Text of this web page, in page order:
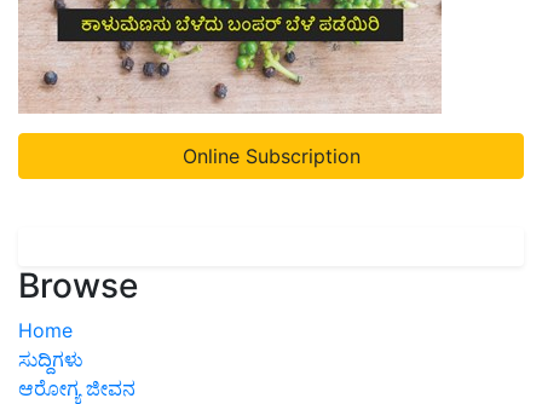
Online Subscription
Browse
Home
ಸುದ್ದಿಗಳು
ಆರೋಗ್ಯ ಜೀವನ